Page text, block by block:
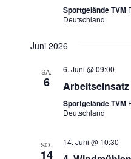
Sportgelände TVM
Deutschland
Juni 2026
SA.
6
6. Juni @ 09:00
Arbeitseinsatz
Sportgelände TVM
Deutschland
SO.
14
14. Juni @ 10:30